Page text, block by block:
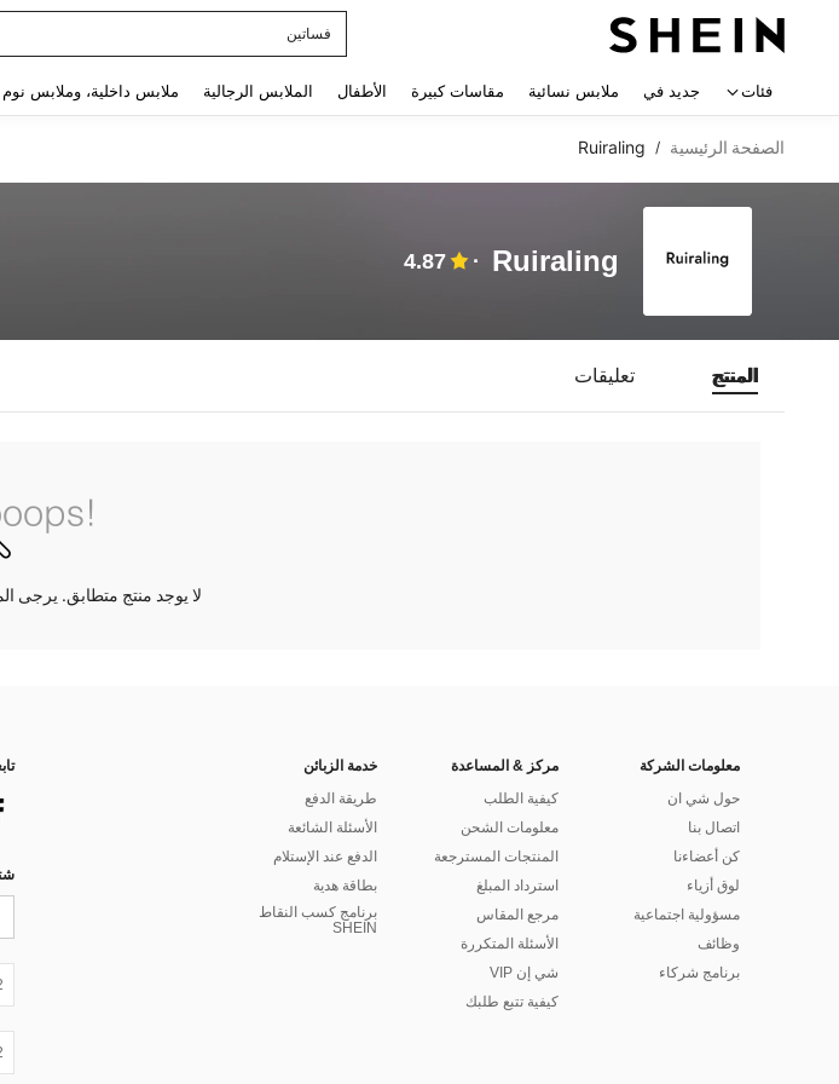
فساتين
فئات جديد في ملابس نسائية مقاسات كبيرة الأطفال الملابس الرجالية ملابس داخلية، وملابس نوم
الصفحة الرئيسية /
Ruiraling
Ruiraling
4.87
المنتج تعليقات
لا يوجد منتج متطابق. يرجى
معلومات الشركة
حول شي ان
اتصال بنا
كن أعضاءنا
لوق أزياء
مسؤولية اجتماعية
وظائف
برنامج شركاء
مركز & المساعدة
كيفية الطلب
معلومات الشحن
المنتجات المسترجعة
استرداد المبلغ
مرجع المقاس
الأسئلة المتكررة
شي إن VIP
كيفية تتبع طلبك
خدمة الزبائن
طريقة الدفع
الأسئلة الشائعة
الدفع عند الإستلام
بطاقة هدية
برنامج كسب النقاط
SHEIN